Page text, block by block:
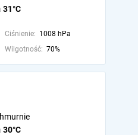
31°C
Ciśnienie: 1008 hPa
Wilgotność: 70%
30°C